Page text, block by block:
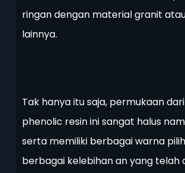
ringan dengan material granit
lainnya.
Tak hanya itu saja, permukaan
phenolic resin ini sangat halus
serta memiliki berbagai warna
berbagai kelebihan an yang telah